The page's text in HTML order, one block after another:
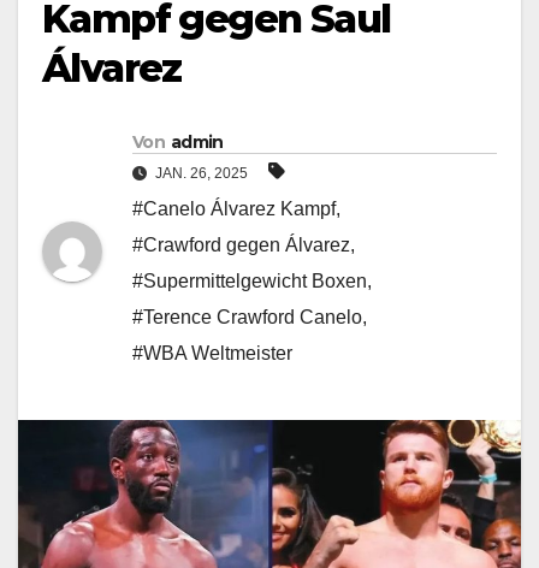
Kampf gegen Saul
Álvarez
Von admin
JAN. 26, 2025
#Canelo Álvarez Kampf,
#Crawford gegen Álvarez,
#Supermittelgewicht Boxen,
#Terence Crawford Canelo,
#WBA Weltmeister